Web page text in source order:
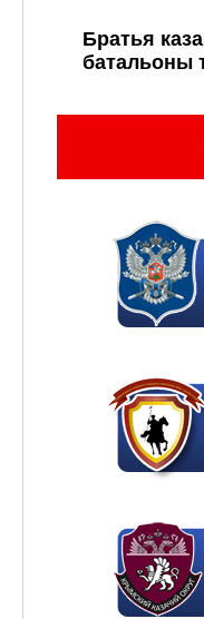
Братья
батальоны